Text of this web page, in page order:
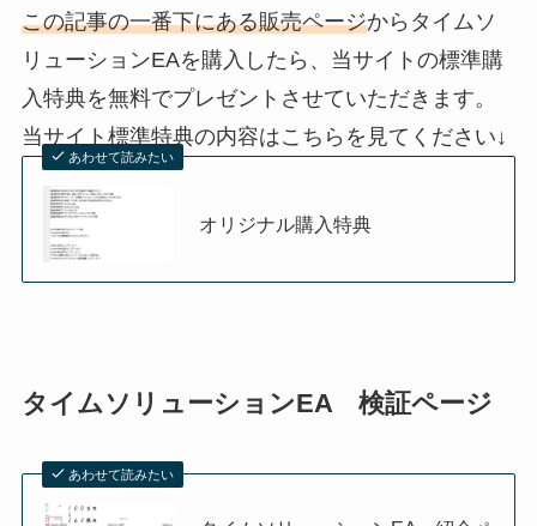
この記事の一番下にある販売ページからタイムソ
リューションEAを購入したら、当サイトの標準購
入特典を無料でプレゼントさせていただきます。
当サイト標準特典の内容はこちらを見てください↓
あわせて読みたい
オリジナル購入特典
タイムソリューションEA 検証ページ
あわせて読みたい